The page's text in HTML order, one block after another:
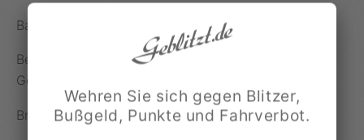
Bayern: grundsätzlich 200 m
Berlin: 150 m zu Ortstafeln und 75 m zum
Geschwindigkeitsbegrenzungsschild
Brandenburg: 150 m
Wehren Sie sich gegen Blitzer,
Bußgeld, Punkte und Fahrverbot.